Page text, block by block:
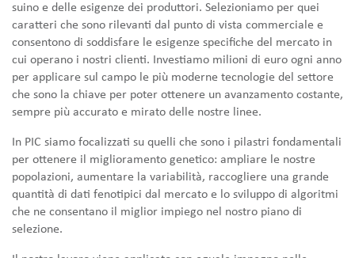
suino e delle esigenze dei produttori. Selezioniamo per quei
caratteri che sono rilevanti dal punto di vista commerciale e
consentono di soddisfare le esigenze specifiche del mercato in
cui operano i nostri clienti. Investiamo milioni di euro ogni anno
per applicare sul campo le più moderne tecnologie del settore
che sono la chiave per poter ottenere un avanzamento costante,
sempre più accurato e mirato delle nostre linee.
In PIC siamo focalizzati su quelli che sono i pilastri fondamentali
per ottenere il miglioramento genetico: ampliare le nostre
popolazioni, aumentare la variabilità, raccogliere una grande
quantità di dati fenotipici dal mercato e lo sviluppo di algoritmi
che ne consentano il miglior impiego nel nostro piano di
selezione.